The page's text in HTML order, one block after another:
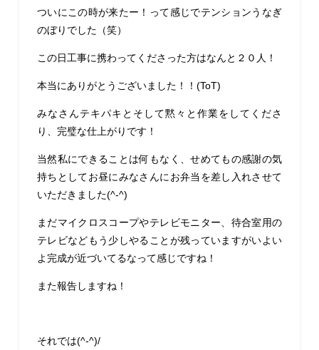
ついにこの時が来たー！って感じでテンションうなぎ
のぼりでした（笑）
この日工事に携わってくださった方はなんと２０人！
本当にありがとうございました！！(ToT)
みなさんテキパキとそして黙々と作業をしてくださ
り、完璧な仕上がりです！
当然私にできることは何もなく、せめてもの感謝の気
持ちとしてお昼にみなさんにお弁当を差し入れさせて
いただきました(^-^)
まだマイクロスコープやテレビモニター、待合室用の
テレビなどもう少しやることが残っていますがいよい
よ完成が近づいてるなって感じですね！
また報告しますね！
それでは(^-^)/